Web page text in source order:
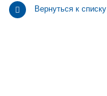
Вернуться к списку